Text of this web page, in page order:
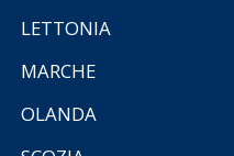
LETTONIA
MARCHE
OLANDA